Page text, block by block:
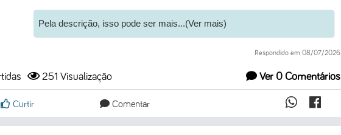
Pela descrição, isso pode ser mais...(Ver mais)
Respondido em 08/07/2026
Ver 0 Comentários
251 Visualização
Curtir Comentar